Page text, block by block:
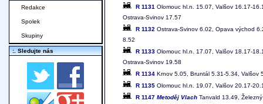
R 1131 Olomouc hl.n. 15.07, Valšov 16.17-
Ostrava-Svinov 17.57
R 1132 Ostrava-Svinov 6.02, Opava východ
8.52
R 1133 Olomouc hl.n. 17.07, Valšov 18.17-
Ostrava-Svinov 19.58
R 1134 Krnov 5.05, Bruntál 5.31-5.34, Valšov
R 1135 Olomouc hl.n. 19.07, Valšov 20.17-
R 1147 Metoděj Vlach Tanvald 13.49,
Redakce
Spolek
Skupiny
:. Sledujte nás